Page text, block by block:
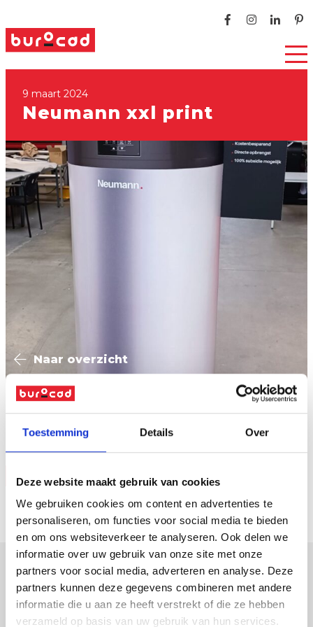
Toestemming Details Over
Deze website maakt gebruik van cookies
We gebruiken cookies om content en advertenties te
personaliseren, om functies voor social media te bieden
en om ons websiteverkeer te analyseren. Ook delen we
informatie over uw gebruik van onze site met onze
partners voor social media, adverteren en analyse. Deze
partners kunnen deze gegevens combineren met andere
informatie die u aan ze heeft verstrekt of die ze hebben
verzameld op basis van uw gebruik van hun services.
9 maart 2024
Neumann xxl print
Naar overzicht
Vraag offerte
verpakkingen
displays